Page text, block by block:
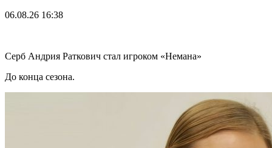
06.08.26 16:38
Серб Андрия Раткович стал игроком «Немана»
До конца сезона.